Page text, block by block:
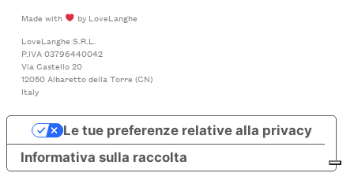
Made with
by LoveLanghe
LoveLanghe S.R.L.
P.IVA 03796440042
Via Castello 20
12050 Albaretto della Torre (CN)
Italy
Informativa sulla raccolta
Le tue preferenze relative alla privacy